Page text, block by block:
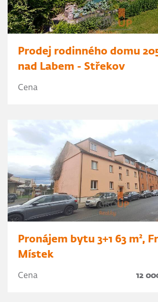
Prodej rodinného domu
nad Labem - Střekov
Cena
Pronájem bytu 3+1 63 m²,
Místek
Cena 12